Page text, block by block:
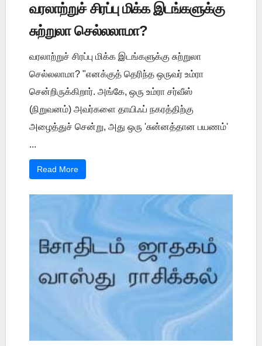
வரலாற்றுச் சிரப்பு மிக்க இடங்களுக்கு
சுற்றுலா செல்லலாமா?
வரலாற்றுச் சிரப்பு மிக்க இடங்களுக்கு சுற்றுலா
செல்லலாமா? "எனக்குத் தெரிந்த ஒருவர் உம்ரா
சென்றிருக்கிறார். அங்கே, ஒரு உம்ரா சர்வீஸ்
(நிறுவனம்) அவர்களை தாயிஃப் நகரத்திற்கு
அழைத்துச் சென்று, அது ஒரு 'சுன்னத்தான பயணம்'
...
Read More